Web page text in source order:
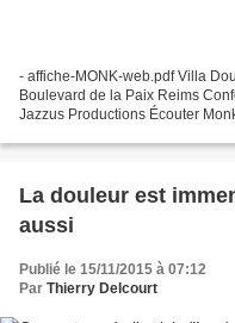
- affiche-MONK-web.pdf Villa
Boulevard de la Paix Reims
Jazzus Productions Écouter
La douleur est
aussi
Publié le 15/11/2015 à 07:12
Par Thierry Delcourt